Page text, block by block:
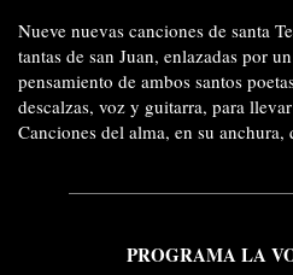
Nueve nuevas canciones de santa
tantas de san Juan, enlazadas por
pensamiento de ambos santos
descalzas, voz y guitarra, para
Canciones del alma, en su
PROGRAMA LA